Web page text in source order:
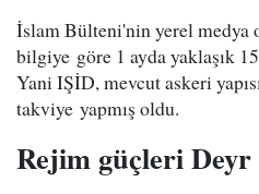
İslam Bülteni'nin yerel medya
bilgiye göre 1 ayda yaklaşık
Yani IŞİD, mevcut askeri
takviye yapmış oldu.
Rejim güçleri Deyr